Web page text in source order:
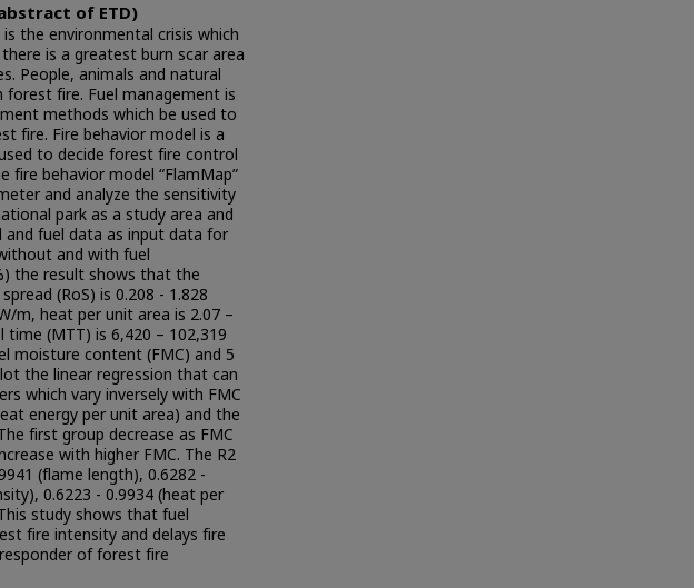
of ETD)
the environmental crisis which
is a greatest burn scar area
People, animals and natural
fire. Fuel management is
methods which be used to
fire. Fire behavior model is a
to decide forest fire control
behavior model “FlamMap”
and analyze the sensitivity
park as a study area and
fuel data as input data for
and with fuel
the result shows that the
(RoS) is 0.208 - 1.828
m, heat per unit area is 2.07 –
(MTT) is 6,420 – 102,319
moisture content (FMC) and 5
the linear regression that can
which vary inversely with FMC
energy per unit area) and the
first group decrease as FMC
with higher FMC. The R2
(flame length), 0.6282 -
0.6223 - 0.9934 (heat per
study shows that fuel
fire intensity and delays fire
of forest fire